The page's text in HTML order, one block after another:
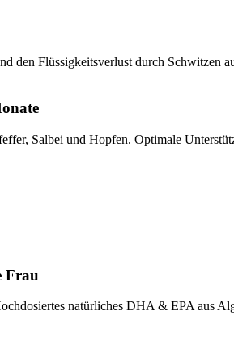
den Flüssigkeitsverlust durch
Salbei und Hopfen. Optimale
Frau
natürliches DHA & EPA